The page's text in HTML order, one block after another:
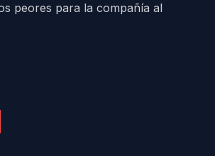
peores para la compañía al